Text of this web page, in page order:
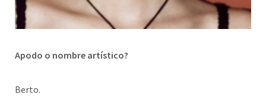
Apodo o nombre artístico?
Berto.